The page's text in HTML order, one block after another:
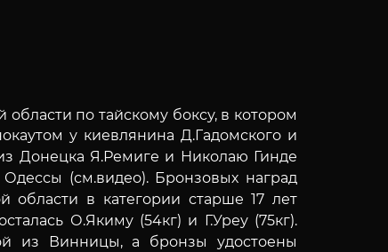
по тайскому боксу, в котором
у киевлянина Д.Гадомского и
Донецка Я.Ремиге и Николаю Гинде
(см.видео). Бронзовых наград
области в категории старше 17 лет
О.Якиму (54кг) и Г.Уреу (75кг).
из Винницы, а бронзы удостоены